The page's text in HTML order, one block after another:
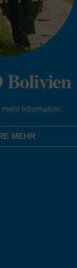
Information.
MEHR